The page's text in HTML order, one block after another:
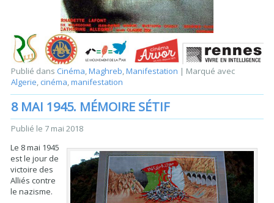
Publié dans Cinéma,Maghreb,Manifestation | Marqué avec
Algerie, cinéma,manifestation
8 MAI 1945. MÉMOIRE SÉTIF
Publié le 7 mai 2018
Le 8 mai 1945
est le jour de
victoire des
Alliés contre
le nazisme.